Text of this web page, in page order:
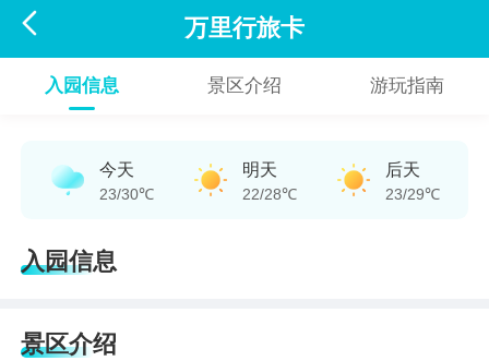
 万里行旅卡
入园信息 景区介绍 游玩指南
今天
23/30℃
明天
22/28℃
后天
23/29℃
入园信息
景区介绍